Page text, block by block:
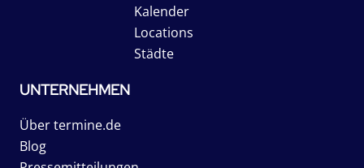
Kalender
Locations
Städte
UNTERNEHMEN
Über termine.de
Blog